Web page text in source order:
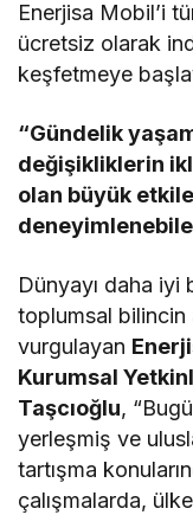
Enerjisa Mobil’i
ücretsiz olarak
keşfetmeye
“Gündelik
değişikliklerin
olan büyük
Dünyayı daha iyi
toplumsal bilincin
vurgulayan
Kurumsal
Taşcıoğlu,
yerleşmiş ve
tartışma
çalışmalarda,